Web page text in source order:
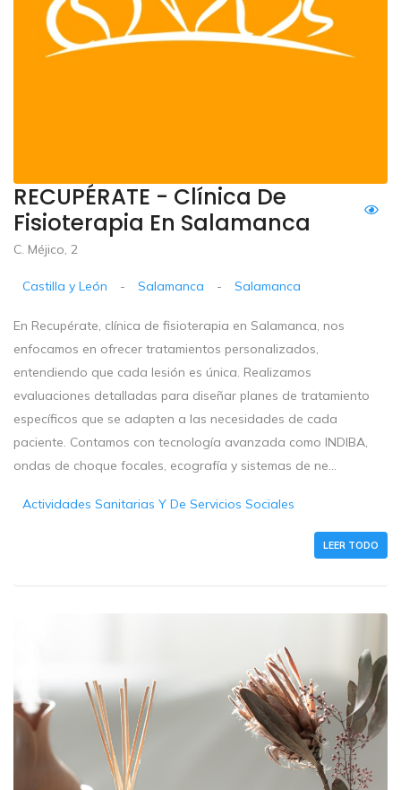
RECUPÉRATE - Clínica De
Fisioterapia En Salamanca
C. Méjico, 2
Castilla y León - Salamanca - Salamanca
En Recupérate, clínica de fisioterapia en Salamanca, nos
enfocamos en ofrecer tratamientos personalizados,
entendiendo que cada lesión es única. Realizamos
evaluaciones detalladas para diseñar planes de tratamiento
específicos que se adapten a las necesidades de cada
paciente. Contamos con tecnología avanzada como INDIBA,
ondas de choque focales, ecografía y sistemas de ne...
Actividades Sanitarias Y De Servicios Sociales
LEER TODO